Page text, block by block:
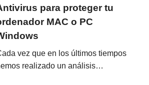
para proteger tu
MAC o PC
vez que en los últimos tiempos
realizado un análisis…